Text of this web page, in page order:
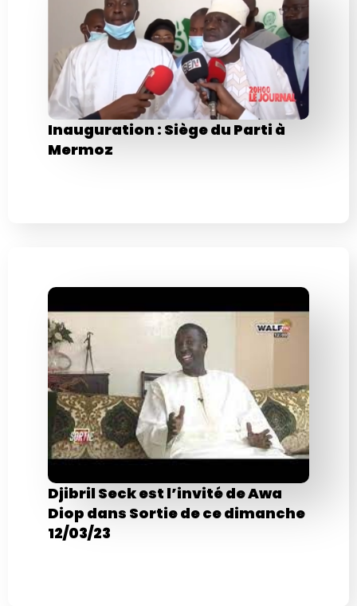
Inauguration : Siège du Parti à
Mermoz
Djibril Seck est l’invité de Awa
Diop dans Sortie de ce dimanche
12/03/23